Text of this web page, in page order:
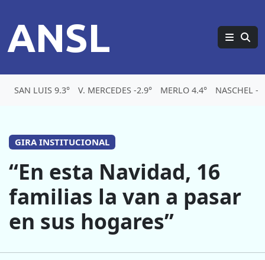
ANSL
SAN LUIS 9.3° V. MERCEDES -2.9° MERLO 4.4° NASCHEL -
GIRA INSTITUCIONAL
“En esta Navidad, 16
familias la van a pasar
en sus hogares”